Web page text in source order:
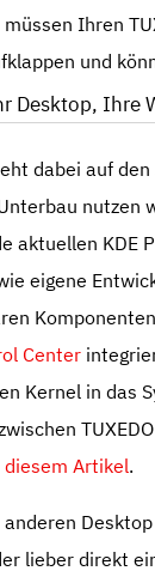
Ihren
und
Desktop, Ihre
dabei auf
nutzen
aktuellen KDE
eigene
Center
Kernel in das
diesem Artikel.
anderen
lieber direkt